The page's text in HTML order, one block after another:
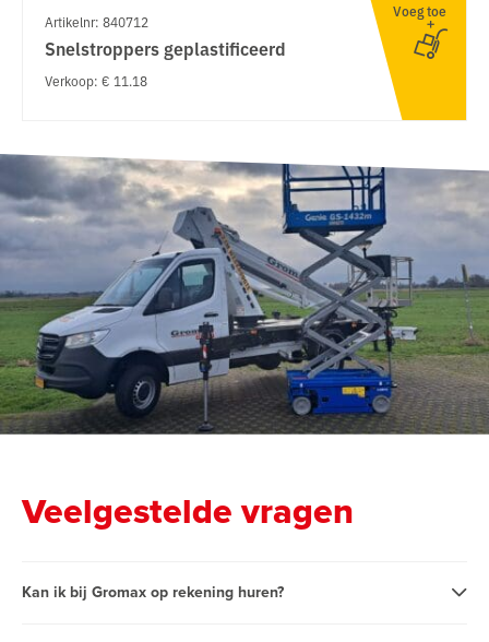
Artikelnr: 840712
Snelstroppers geplastificeerd
Verkoop: € 11.18
Voeg toe
Veelgestelde vragen
Kan ik bij Gromax op rekening huren?